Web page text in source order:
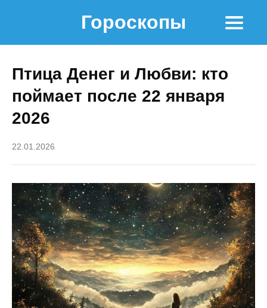
Гороскопы
Птица Денег и Любви: кто
поймает после 22 января
2026
22.01.2026